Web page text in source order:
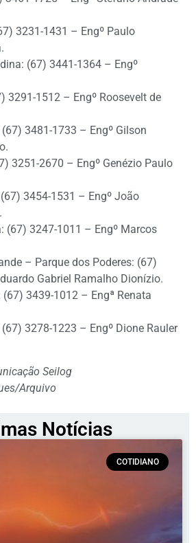
3231-1431 – Engº Paulo
(67) 3441-1364 – Engº
3291-1512 – Engº Roosevelt de
3481-1733 – Engº Gilson
3251-2670 – Engº Genézio Paulo
3454-1531 – Engº João
(67) 3247-1011 – Engº Marcos
– Parque dos Poderes: (67)
Gabriel Ramalho Dionízio.
(67) 3439-1012 – Engª Renata
3278-1223 – Engº Dione Rauler
Seilog
Arquivo
Notícias
COTIDIANO